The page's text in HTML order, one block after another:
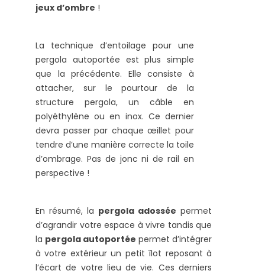
jeux d’ombre !
La technique d’entoilage pour une
pergola autoportée est plus simple
que la précédente. Elle consiste à
attacher, sur le pourtour de la
structure pergola, un câble en
polyéthylène ou en inox. Ce dernier
devra passer par chaque œillet pour
tendre d’une manière correcte la toile
d’ombrage. Pas de jonc ni de rail en
perspective !
En résumé, la pergola adossée permet
d’agrandir votre espace à vivre tandis que
la pergola autoportée permet d’intégrer
à votre extérieur un petit îlot reposant à
l’écart de votre lieu de vie. Ces derniers